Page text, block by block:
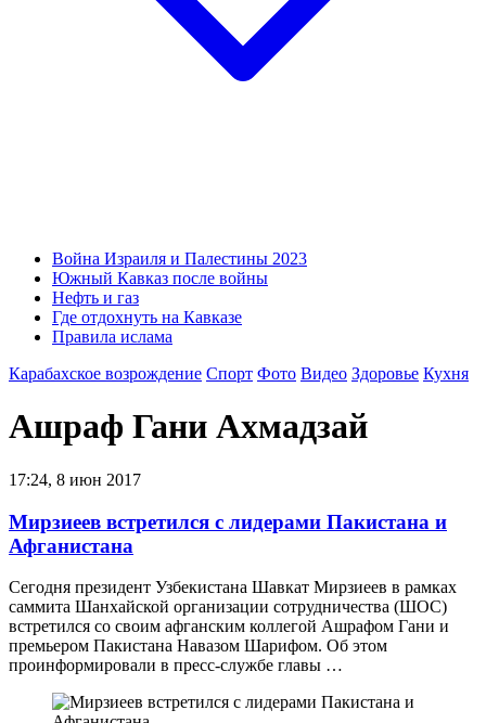
Война Израиля и Палестины 2023
Южный Кавказ после войны
Нефть и газ
Где отдохнуть на Кавказе
Правила ислама
Карабахское возрождение Спорт Фото Видео Здоровье Кухня
Ашраф Гани Ахмадзай
17:24, 8 июн 2017
Мирзиеев встретился с лидерами Пакистана и
Афганистана
Сегодня президент Узбекистана Шавкат Мирзиеев в рамках
саммита Шанхайской организации сотрудничества (ШОС)
встретился со своим афганским коллегой Ашрафом Гани и
премьером Пакистана Навазом Шарифом. Об этом
проинформировали в пресс-службе главы …